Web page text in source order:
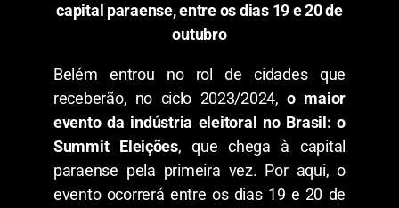
capital paraense, entre os dias 19 e 20 de
outubro
Belém entrou no rol de cidades que
receberão, no ciclo 2023/2024,o maior
evento da indústria eleitoral no Brasil: o
Summit Eleições, que chega à capital
paraense pela primeira vez. Por aqui, o
evento ocorrerá entre os dias 19 e 20 de